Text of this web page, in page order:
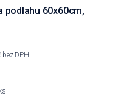
podlahu 60x60cm,
bez DPH